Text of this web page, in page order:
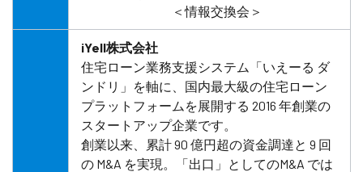
＜情報交換会＞
iYell株式会社
住宅ローン業務支援システム「いえーる ダ
ンドリ」を軸に、国内最大級の住宅ローン
プラットフォームを展開する 2016 年創業の
スタートアップ企業です。
創業以来、累計 90 億円超の資金調達と 9 回
の M&A を実現。「出口」としてのM&A では